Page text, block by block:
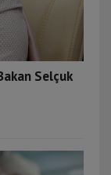
Selçuk